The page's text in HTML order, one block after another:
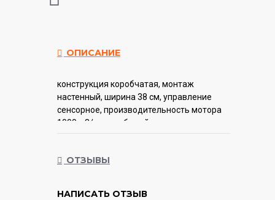
ОПИСАНИЕ
конструкция коробчатая, монтаж
настенный, ширина 38 см, управление
сенсорное, производительность мотора
1000 м3/ч, цвет белый
ОТЗЫВЫ
НАПИСАТЬ ОТЗЫВ